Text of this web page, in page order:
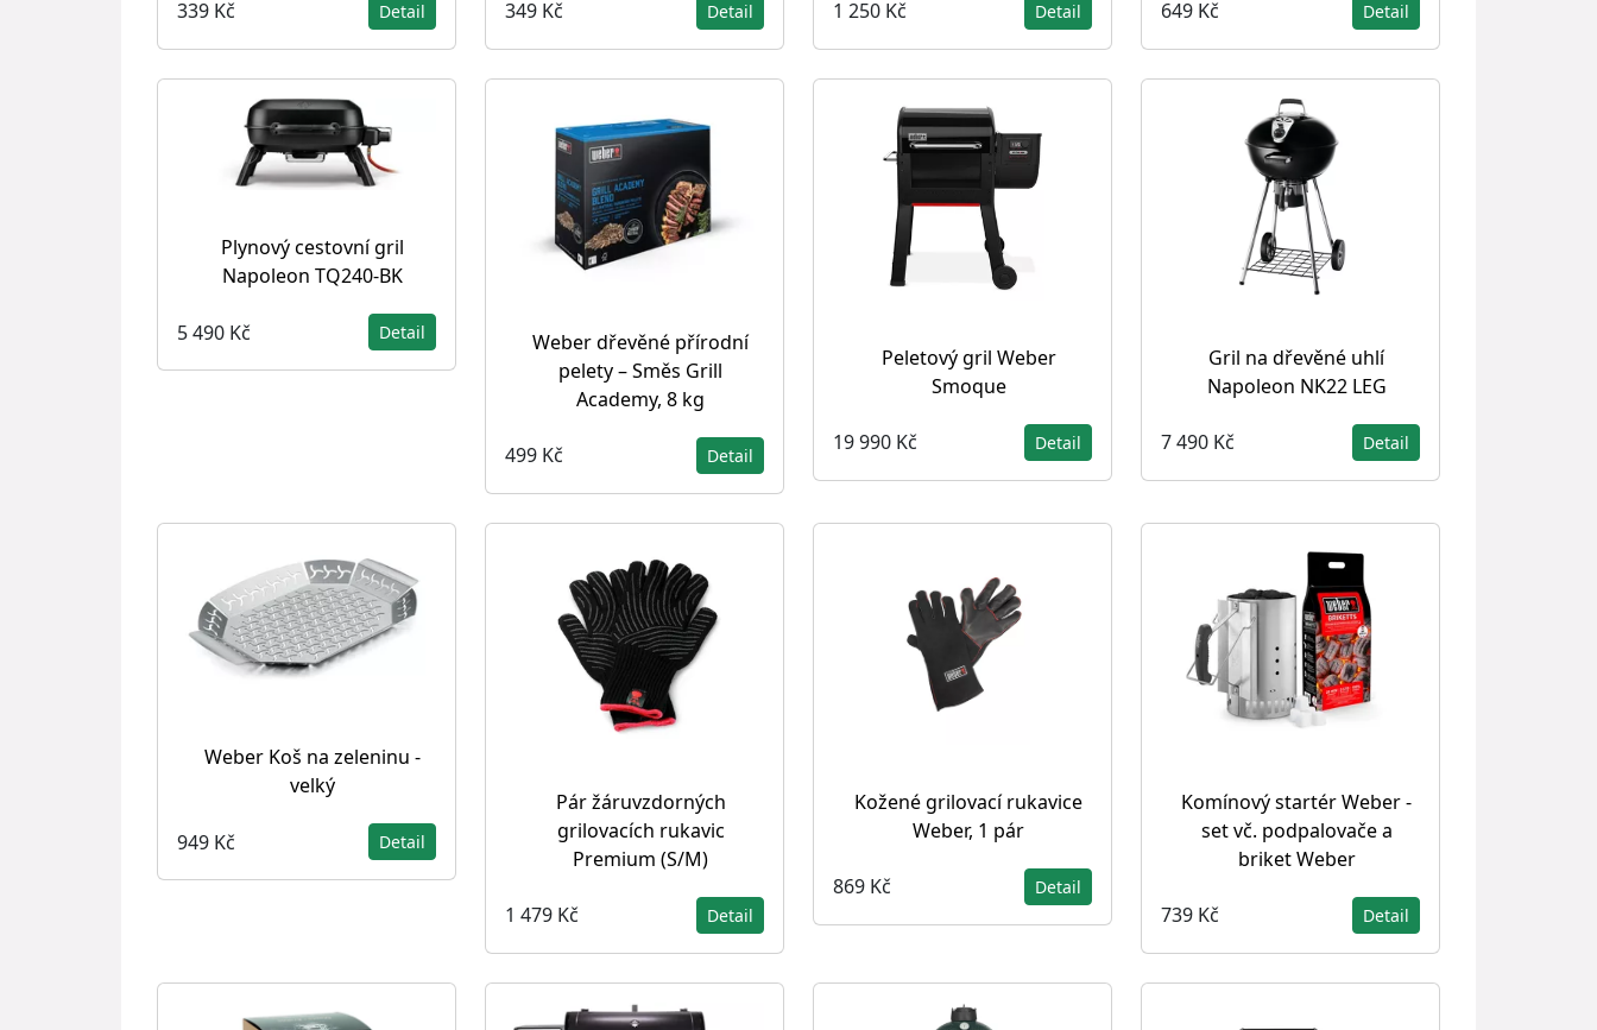
339 Kč Detail 349 Kč Detail 1 250 Kč Detail 649 Kč Detail
Plynový cestovní gril
Napoleon TQ240-BK
5 490 Kč Detail
Weber dřevěné přírodní
pelety – Směs Grill
Academy, 8 kg
499 Kč Detail
Peletový gril Weber
Smoque
19 990 Kč Detail
Gril na dřevěné uhlí
Napoleon NK22 LEG
7 490 Kč Detail
Weber Koš na zeleninu -
velký
949 Kč Detail
Pár žáruvzdorných
grilovacích rukavic
Premium (S/M)
1 479 Kč Detail
Kožené grilovací rukavice
Weber, 1 pár
869 Kč Detail
Komínový startér Weber -
set vč. podpalovače a
briket Weber
739 Kč Detail